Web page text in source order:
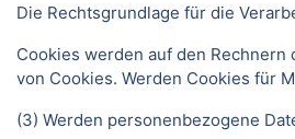
Die Rechtsgrundlage für die
Cookies werden auf den
von Cookies. Werden Cookies für
(3) Werden personenbezogene